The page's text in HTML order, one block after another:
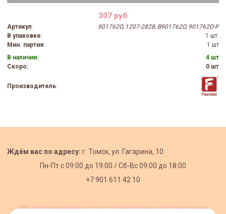
307 руб
Артикул:
901762O, 1207-2828, B901762O, 901762O-P
В упаковке:
1 шт.
Мин. партия:
1 шт
В наличии:
4 шт
Скоро:
0 шт
Производитель:
Ждём вас по адресу: г. Томск, ул. Гагарина, 10
Пн-Пт с09:00 до 19:00 /Сб-Вс 09:00 до 18:00
+7 901 611 42 10
Обратите внимание, что на сайте указаны оптовые цены,